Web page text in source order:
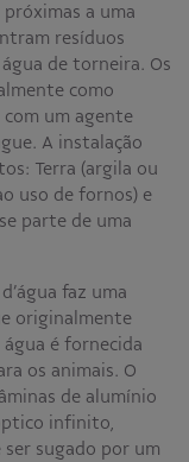
a uma
resíduos
de torneira. Os
como
com um agente
A instalação
Terra (argila ou
uso de fornos) e
parte de uma
faz uma
originalmente
é fornecida
os animais. O
de alumínio
infinito,
sugado por um